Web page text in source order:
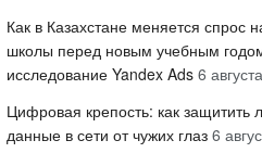
Как в Казахстане меняется спрос
школы перед новым учебным
исследование Yandex Ads 6
Цифровая крепость: как защитить
данные в сети от чужих глаз 6